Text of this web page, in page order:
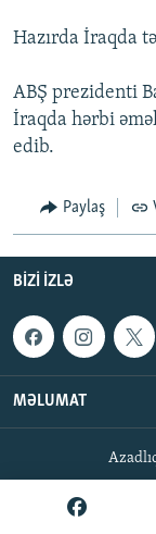
FOTOQALEREYA
KARIKATURA
OXU ZALI
İSLAM VƏ
İZ - MƏDƏNIYYƏT
HAQQIMIZDA
PEŞƏ ETIKASI VƏ
BIZI IZLƏ
Hazırda İraqda
ABŞ prezidenti
İraqda hərbi
edib.
Paylaş
BIZI IZLƏ
MƏLUMAT